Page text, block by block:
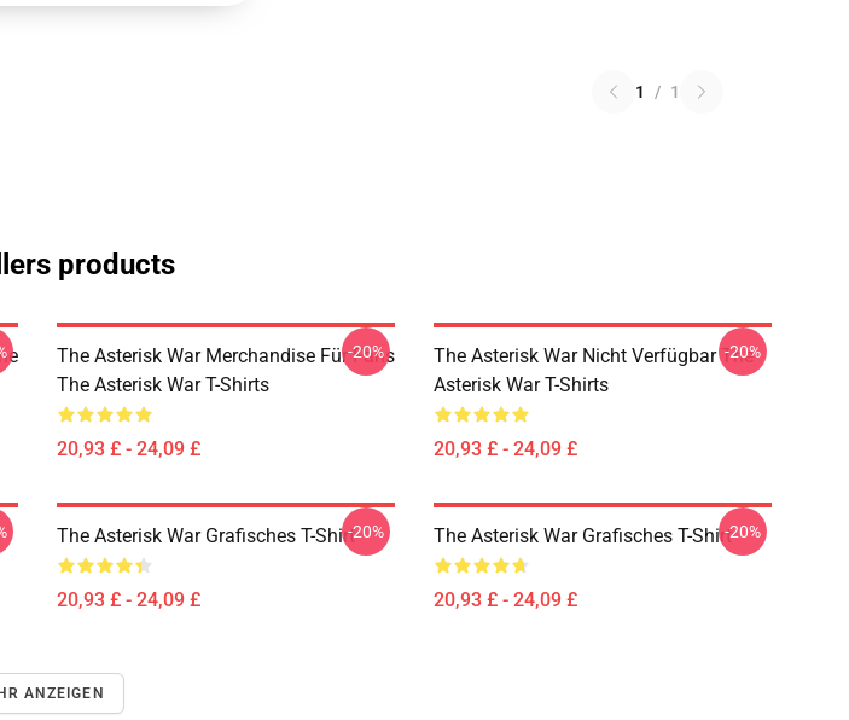
1 / 1
products
The Asterisk War Merchandise Für Fans
The Asterisk War T-Shirts
20,93 £ - 24,09 £
-20%
The Asterisk War Nicht Verfügbar The
Asterisk War T-Shirts
20,93 £ - 24,09 £
-20%
The Asterisk War Grafisches T-Shirt
20,93 £ - 24,09 £
-20% The Asterisk War Grafisches T-Shirt
20,93 £ - 24,09 £
-20%
ANZEIGEN